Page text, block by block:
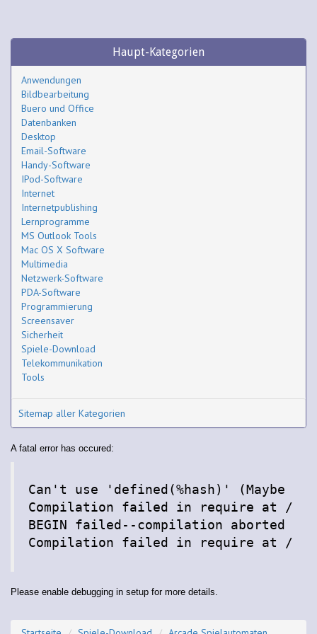
Haupt-Kategorien
Anwendungen
Bildbearbeitung
Buero und Office
Datenbanken
Desktop
Email-Software
Handy-Software
IPod-Software
Internet
Internetpublishing
Lernprogramme
MS Outlook Tools
Mac OS X Software
Multimedia
Netzwerk-Software
PDA-Software
Programmierung
Screensaver
Sicherheit
Spiele-Download
Telekommunikation
Tools
Sitemap aller Kategorien
A fatal error has occured:
Can't use 'defined(%hash)' (Maybe
Compilation failed in require at /var/
BEGIN failed--compilation aborted at
Please enable debugging in setup for more details.